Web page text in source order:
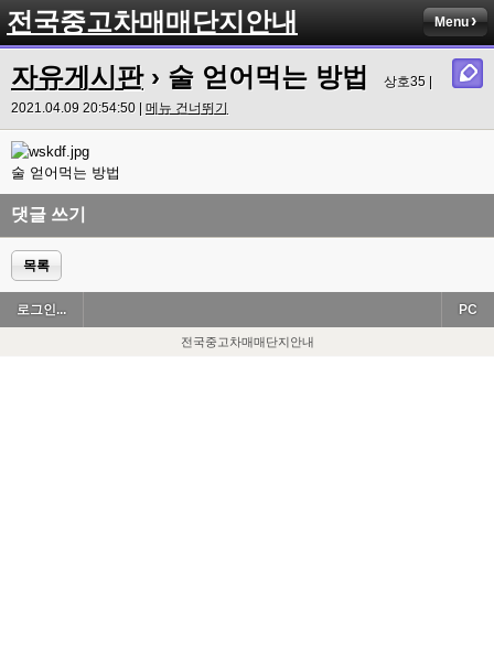
전국중고차매매단지안내 Menu
자유게시판› 술 얻어먹는 방법
상호35 |
2021.04.09 20:54:50 | 메뉴 건너뛰기
술 얻어먹는 방법
댓글 쓰기
목록
로그인... PC
전국중고차매매단지안내